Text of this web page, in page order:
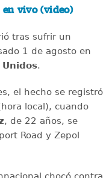
vivo (video)
tras sufrir un
1 de agosto en
Unidos.
el hecho se registró
local), cuando
, de 22 años, se
Road y Zepol